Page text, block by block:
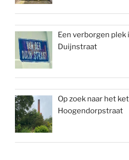
Een verborgen plek
Duijnstraat
Op zoek naar het
Hoogendorpstraat